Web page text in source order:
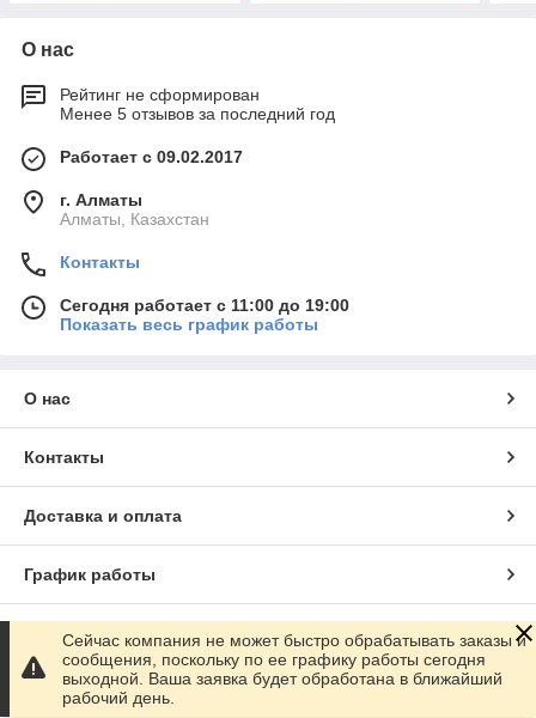
О нас
Рейтинг не сформирован
Менее 5 отзывов за последний год
Работает с 09.02.2017
г. Алматы
Алматы, Казахстан
Контакты
Сегодня работает с 11:00 до 19:00
Показать весь график работы
О нас
Контакты
Доставка и оплата
График работы
Полная версия сайта
Сайт создан на маркетплейсе Satu.kz
Сейчас компания не может быстро обрабатывать заказы и
сообщения, поскольку по ее графику работы сегодня
выходной. Ваша заявка будет обработана в ближайший
рабочий день.